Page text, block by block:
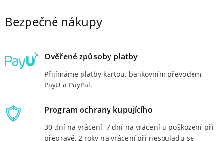
469 Kč.
Bezpečné nákupy
Ověřené způsoby platby
Přijímáme platby kartou, bankovním převodem,
PayU a PayPal.
Program ochrany kupujícího
30 dní na vrácení, 7 dní na vrácení u poškození při
přepravě, 2 roky na vrácení při nesouladu se